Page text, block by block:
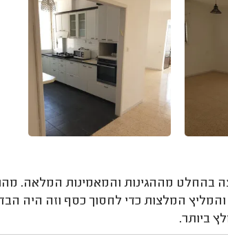
בהחלט מההגינות והמאמינות המלאה.
המלצות כדי לחסוך כסף וזה היה
ביותר.